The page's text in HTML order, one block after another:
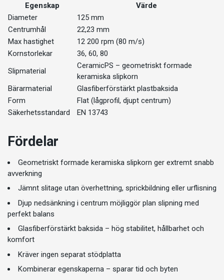
Egenskap
Värde
Diameter
125 mm
Centrumhål
22,23 mm
Max hastighet
12 200 rpm (80 m/s)
Kornstorlekar
36, 60, 80
Slipmaterial
CeramicPS – geometriskt formade
keramiska slipkorn
Bärarmaterial
Glasfiberförstärkt plastbaksida
Form
Flat (lågprofil, djupt centrum)
Säkerhetsstandard
EN 13743
Fördelar
Geometriskt formade keramiska slipkorn ger extremt snabb
avverkning
Jämnt slitage utan överhettning, sprickbildning eller urflisning
Djup nedsänkning i centrum möjliggör plan slipning med
perfekt balans
Glasfiberförstärkt baksida – hög stabilitet, hållbarhet och
komfort
Kräver ingen separat stödplatta
Kombinerar egenskaperna – sparar tid och byten